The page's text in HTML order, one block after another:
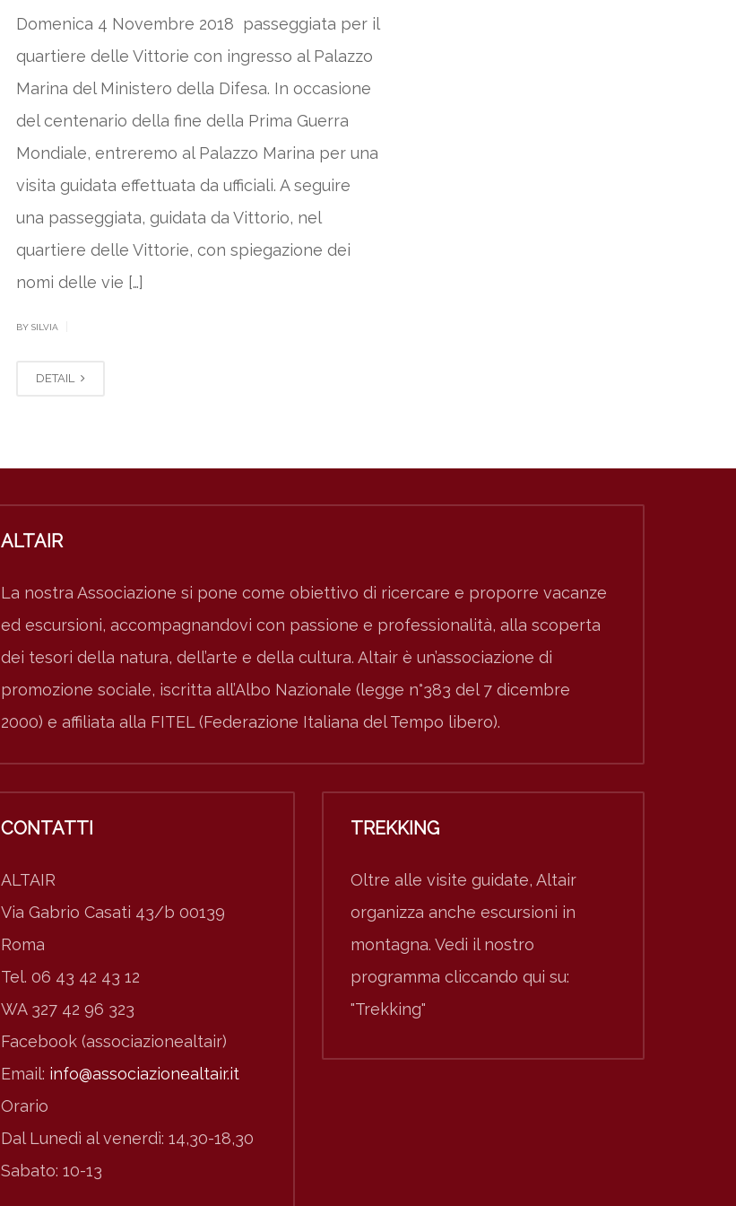
Domenica 4 Novembre 2018 passeggiata per il
quartiere delle Vittorie con ingresso al Palazzo
Marina del Ministero della Difesa. In occasione
del centenario della fine della Prima Guerra
Mondiale, entreremo al Palazzo Marina per una
visita guidata effettuata da ufficiali. A seguire
una passeggiata, guidata da Vittorio, nel
quartiere delle Vittorie, con spiegazione dei
nomi delle vie […]
BY SILVIA
DETAIL
ALTAIR
La nostra Associazione si pone come obiettivo di ricercare e proporre vacanze
ed escursioni, accompagnandovi con passione e professionalità, alla scoperta
dei tesori della natura, dell’arte e della cultura. Altair è un’associazione di
promozione sociale, iscritta all’Albo Nazionale (legge n°383 del 7 dicembre
2000) e affiliata alla FITEL (Federazione Italiana del Tempo libero).
CONTATTI
ALTAIR
Via Gabrio Casati 43/b 00139
Roma
Tel. 06 43 42 43 12
WA 327 42 96 323
Facebook (associazionealtair)
Email: info@associazionealtair.it
Orario
Dal Lunedì al venerdì: 14,30-18,30
Sabato: 10-13
TREKKING
Oltre alle visite guidate, Altair
organizza anche escursioni in
montagna. Vedi il nostro
programma cliccando qui su:
"Trekking"